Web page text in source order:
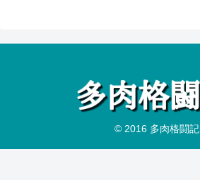
© 2016 多肉格闘記.